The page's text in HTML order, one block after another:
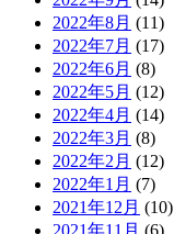
2022年8月 (11)
2022年7月 (17)
2022年6月 (8)
2022年5月 (12)
2022年4月 (14)
2022年3月 (8)
2022年2月 (12)
2022年1月 (7)
2021年12月 (10)